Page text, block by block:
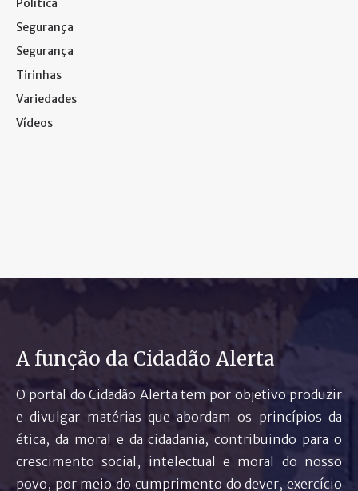
Política
Segurança
Segurança
Tirinhas
Variedades
Vídeos
A função da Cidadão Alerta
O portal do Cidadão Alerta tem por objetivo produzir
e divulgar matérias que abordam os princípios da
ética, da moral e da cidadania, contribuindo para o
crescimento social, intelectual e moral do nosso
povo, por meio do cumprimento do dever, exercício